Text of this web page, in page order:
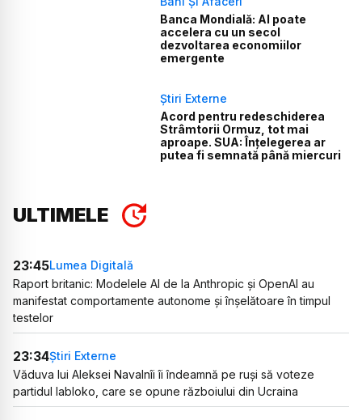
Banca Mondială: AI poate
accelera cu un secol
dezvoltarea economiilor
emergente
Știri Externe
Acord pentru redeschiderea
Strâmtorii Ormuz, tot mai
aproape. SUA: Înțelegerea ar
putea fi semnată până miercuri
ULTIMELE
23:45Lumea Digitală
Raport britanic: Modelele AI de la Anthropic și OpenAI au
manifestat comportamente autonome și înșelătoare în timpul
testelor
23:34Știri Externe
Văduva lui Aleksei Navalnîi îi îndeamnă pe ruși să voteze
partidul Iabloko, care se opune războiului din Ucraina